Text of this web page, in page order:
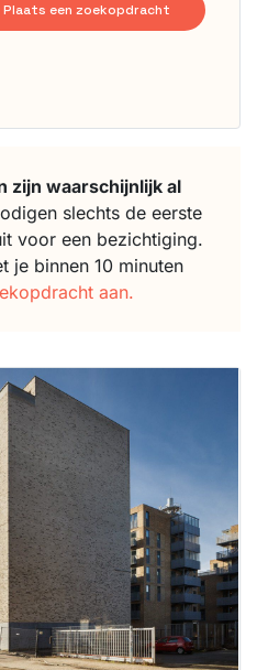
Plaats een zoekopdracht
zijn waarschijnlijk al
slechts de eerste
voor een bezichtiging.
je binnen 10 minuten
aan.